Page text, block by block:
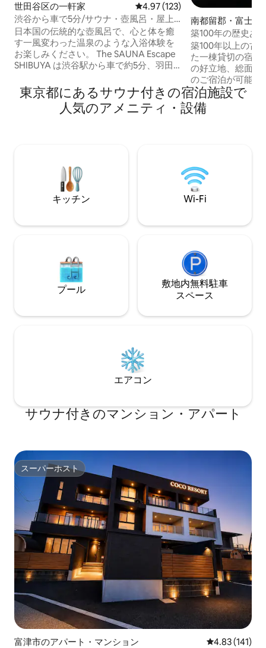
世田谷区の一軒家 レビュー123件、5つ星中4.97つ
4.97 (123)
渋谷から車で5分/サウナ・壺風呂・屋上
BBQグリル・カラオケ有/Wi-Fi/連泊割/羽
田から25分
日本国の伝統的な壺風呂で、心と体を癒
す一風変わった温泉のような入浴体験を
お楽しみください。 The SAUNA Escape
SHIBUYA は渋谷駅から車で約5分、羽田
会の喧騒からの離れた好立地。６階建て
の一棟ビルをリノベーションした、エリ
アでは唯一の「プライベートサウナ付バ
ンドリー、エステサロンもすぐ近く。街
にとけこみ、暮らすような滞在を楽しめ
ます。連泊にもおすすめです。 ✶姉妹施
設として、京都七条にあるサウナ別荘
ります ■お部屋の設備 カラオケ／ReFaド
レット／エアコン／炊飯器/など ■バスル
ームアメニティ バスタブ／バスタオル／
シャンプー／リンス／ボディソープ／歯
南都留郡・富士河
軒家
築100年の歴史あ
ベーション圧巻の
一軒家KURAYARD
築100年以上の古
た一棟貸切の宿。
の好立地、総面積
のご宿泊が可能。
士山や、広々とし
に広がる美しい日
本風情を贅沢に体
ションです。ご利
わせください ★蔵サウナ(税込5500円/1泊
1グループ) 伝統的
階建てサウナ施設
す。サウナストー
用。富士山の溶岩
用し、富士山の溶
線効果を体感して
リュ可。 ★夕朝食プラン (税込7480円)
（3日前まで要予
プラン ②A5ラン
東京都にあるサウナ付きの宿泊施設で
人気のアメニティ・設備
キッチン Wi-Fi
プール
敷地内無料駐⁠車
ス⁠ペ⁠ー⁠ス
エアコン
サウナ付きのマンション・アパート
スーパーホスト
スーパーホスト
富津市のアパート・マンション レビュー141
4.83 (141)